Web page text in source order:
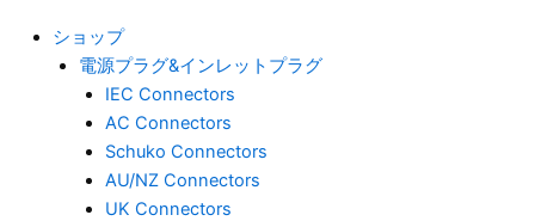
ショップ
電源プラグ&インレットプラグ
IEC Connectors
AC Connectors
Schuko Connectors
AU/NZ Connectors
UK Connectors